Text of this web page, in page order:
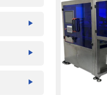
▶
▶
▶